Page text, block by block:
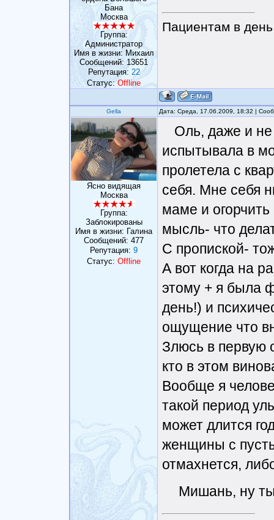
Бана
Москва
Группа:
Администратор
Имя в жизни: Михаил
Сообщений: 13651
Репутация: 22
Статус:Offline
Пациентам в
Gella Дата: Среда, 17.06.2009, 18:32 |
Ясно видящая
Москва
Группа:
Заблокированы
Имя в жизни: Галина
Сообщений: 477
Репутация: 9
Статус: Offline
Оль, даже и не
испытывала в
пролетела с
себя. Мне себя
маме и огорчить
мысль- что
С пропиской-
А вот когда на
этому + я была
день!) и
ощущение что
Злюсь в первую
кто в этом
Вообще я
такой период
может длится
женщины с
отмахнется,
Мишань, ну